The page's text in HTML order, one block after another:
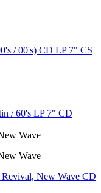
/ 00's) CD LP 7" CS
/ 60's LP 7" CD
Wave
Wave
New Wave CD